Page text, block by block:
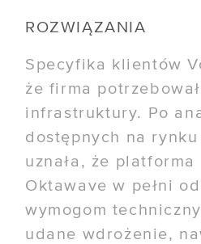
ROZWIĄZANIA
Specyfika klientów
że firma
infrastruktury. Po
dostępnych na
uznała, że platforma
Oktawave w pełni
wymogom
udane wdrożenie,